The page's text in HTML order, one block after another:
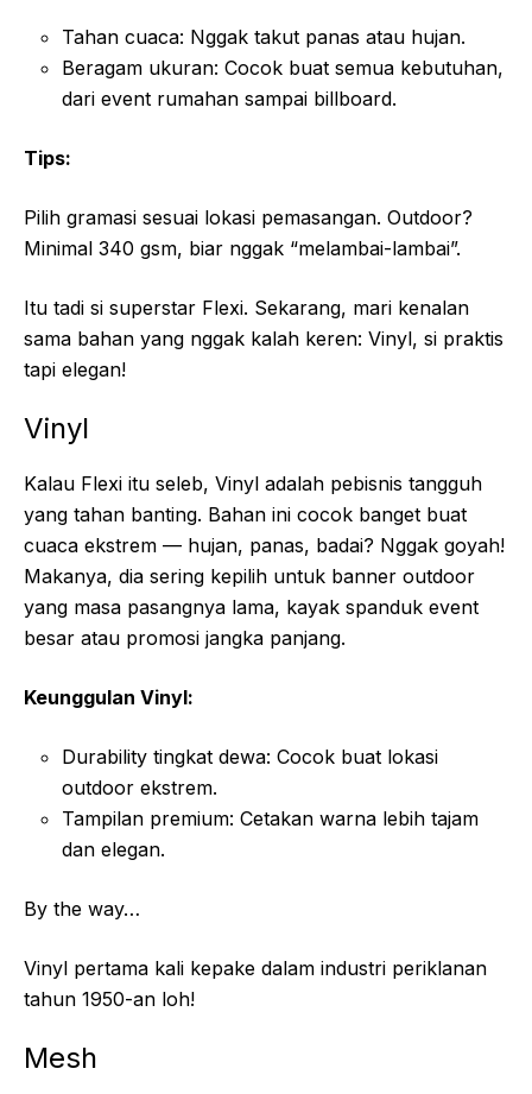
Tahan cuaca: Nggak takut panas atau hujan.
Beragam ukuran: Cocok buat semua kebutuhan,
dari event rumahan sampai billboard.
Tips:
Pilih gramasi sesuai lokasi pemasangan. Outdoor?
Minimal 340 gsm, biar nggak “melambai-lambai”.
Itu tadi si superstar Flexi. Sekarang, mari kenalan
sama bahan yang nggak kalah keren: Vinyl, si praktis
tapi elegan!
Vinyl
Kalau Flexi itu seleb, Vinyl adalah pebisnis tangguh
yang tahan banting. Bahan ini cocok banget buat
cuaca ekstrem — hujan, panas, badai? Nggak goyah!
Makanya, dia sering kepilih untuk banner outdoor
yang masa pasangnya lama, kayak spanduk event
besar atau promosi jangka panjang.
Keunggulan Vinyl:
Durability tingkat dewa: Cocok buat lokasi
outdoor ekstrem.
Tampilan premium: Cetakan warna lebih tajam
dan elegan.
By the way…
Vinyl pertama kali kepake dalam industri periklanan
tahun 1950-an loh!
Mesh